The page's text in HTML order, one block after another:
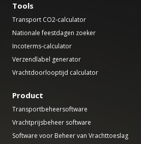
Tools
Transport CO2-calculator
Nationale feestdagen zoeker
Incoterms-calculator
Verzendlabel generator
Vrachtdoorlooptijd calculator
Product
Transportbeheersoftware
Vrachtprijsbeheer software
Software voor Beheer van Vrachttoeslag